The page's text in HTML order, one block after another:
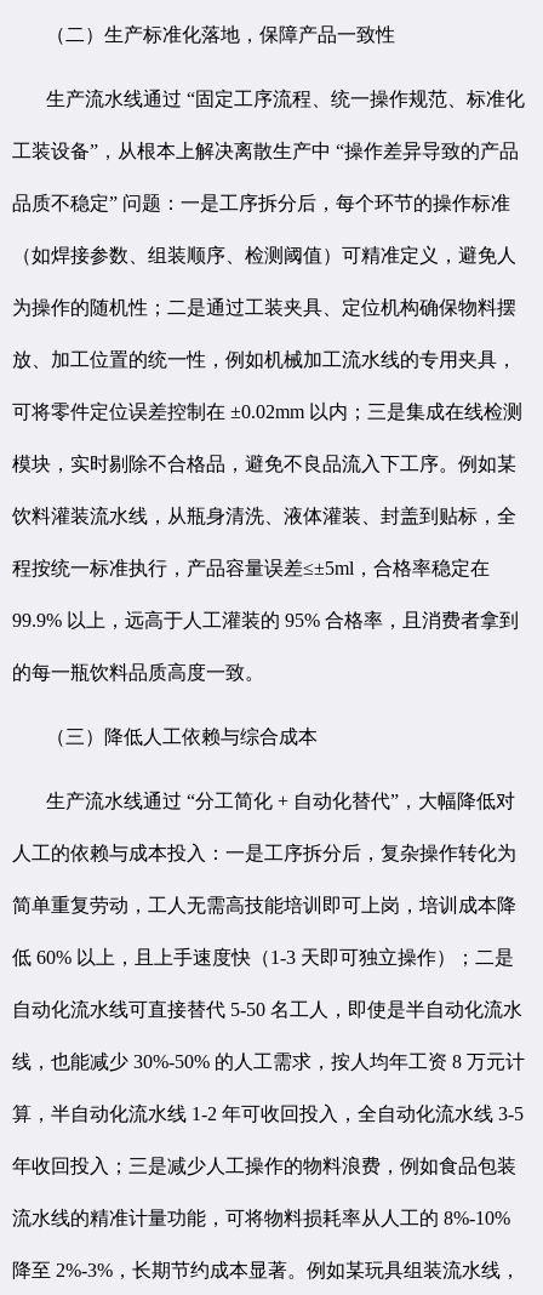
（二）生产标准化落地，保障产品一致性
生产流水线通过 “固定工序流程、统一操作规范、标准化
工装设备”，从根本上解决离散生产中 “操作差异导致的产品
品质不稳定” 问题：一是工序拆分后，每个环节的操作标准
（如焊接参数、组装顺序、检测阈值）可精准定义，避免人
为操作的随机性；二是通过工装夹具、定位机构确保物料摆
放、加工位置的统一性，例如机械加工流水线的专用夹具，
可将零件定位误差控制在 ±0.02mm 以内；三是集成在线检测
模块，实时剔除不合格品，避免不良品流入下工序。例如某
饮料灌装流水线，从瓶身清洗、液体灌装、封盖到贴标，全
程按统一标准执行，产品容量误差≤±5ml，合格率稳定在
99.9% 以上，远高于人工灌装的 95% 合格率，且消费者拿到
的每一瓶饮料品质高度一致。
（三）降低人工依赖与综合成本
生产流水线通过 “分工简化 + 自动化替代”，大幅降低对
人工的依赖与成本投入：一是工序拆分后，复杂操作转化为
简单重复劳动，工人无需高技能培训即可上岗，培训成本降
低 60% 以上，且上手速度快（1-3 天即可独立操作）；二是
自动化流水线可直接替代 5-50 名工人，即使是半自动化流水
线，也能减少 30%-50% 的人工需求，按人均年工资 8 万元计
算，半自动化流水线 1-2 年可收回投入，全自动化流水线 3-5
年收回投入；三是减少人工操作的物料浪费，例如食品包装
流水线的精准计量功能，可将物料损耗率从人工的 8%-10%
降至 2%-3%，长期节约成本显著。例如某玩具组装流水线，